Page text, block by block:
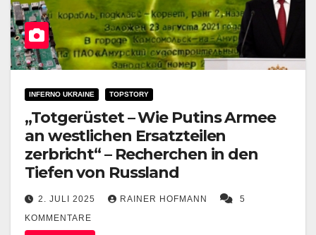
INFERNO UKRAINE TOPSTORY
„Totgerüstet – Wie Putins Armee
an westlichen Ersatzteilen
zerbricht“ – Recherchen in den
Tiefen von Russland
2. JULI 2025 RAINER HOFMANN
5
KOMMENTARE